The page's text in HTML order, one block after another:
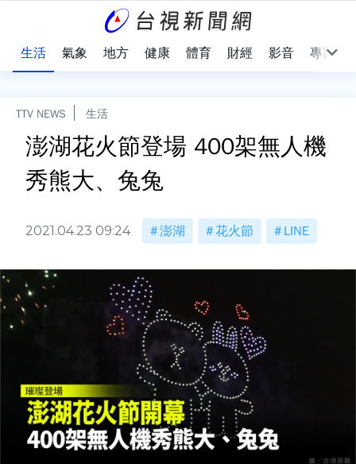
生活 氣象 地方 健康 體育 財經 影音 專題
TTV NEWS 生活
澎湖花火節登場 400架無人機
秀熊大、兔兔
2021.04.23 09:24 澎湖 花火節 LINE